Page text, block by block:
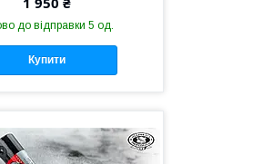
до відправки 5 од.
Купити